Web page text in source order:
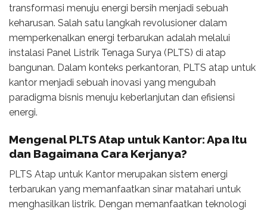
transformasi menuju energi bersih menjadi sebuah
keharusan. Salah satu langkah revolusioner dalam
memperkenalkan energi terbarukan adalah melalui
instalasi Panel Listrik Tenaga Surya (PLTS) di atap
bangunan. Dalam konteks perkantoran, PLTS atap untuk
kantor menjadi sebuah inovasi yang mengubah
paradigma bisnis menuju keberlanjutan dan efisiensi
energi.
Mengenal PLTS Atap untuk Kantor: Apa Itu
dan Bagaimana Cara Kerjanya?
PLTS Atap untuk Kantor merupakan sistem energi
terbarukan yang memanfaatkan sinar matahari untuk
menghasilkan listrik. Dengan memanfaatkan teknologi